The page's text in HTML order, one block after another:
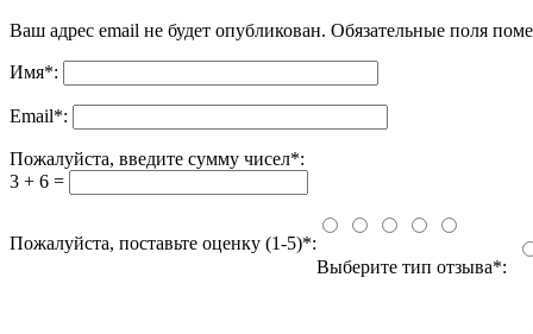
Ваш адрес email не будет опубликован. Обязательные поля
Имя*:
Email*:
Пожалуйста, введите сумму чисел*:
3 + 6 =
Пожалуйста, поставьте оценку (1-5)*:
Выберите тип отзыва*: